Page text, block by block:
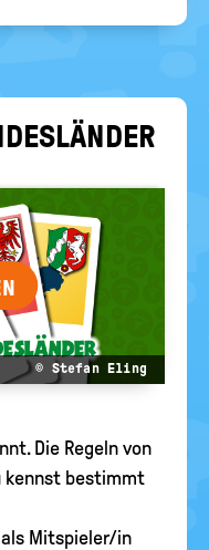
ein-/
© Stefan Eling
Die Regeln von
kennst bestimmt
als Mitspieler/in